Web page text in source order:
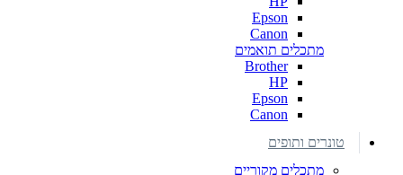
Epson
Canon
מתכלים תואמים
Brother
HP
Epson
Canon
טונרים ותופים
מתכלים מקוריים